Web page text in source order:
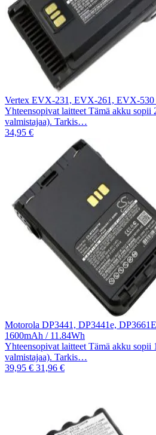
Vertex EVX-231, EVX-261, EVX-530
Yhteensopivat laitteet Tämä akku sopii
valmistajaa). Tarkis…
34,95 €
Motorola DP3441, DP3441e,
1600mAh / 11.84Wh
Yhteensopivat laitteet Tämä akku sopii
valmistajaa). Tarkis…
39,95 € 31,96 €